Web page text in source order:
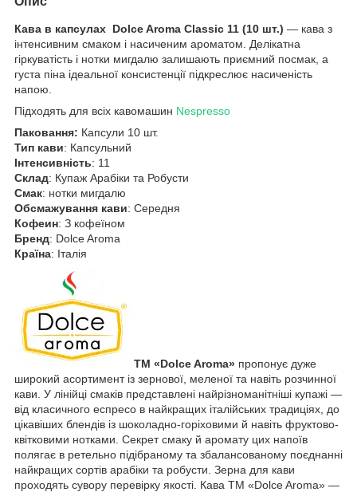
Кава в капсулах Dolce Aroma Classic 11 (10 шт.) — кава з
інтенсивним смаком і насиченим ароматом. Делікатна
гіркуватість і нотки мигдалю залишають приємний посмак, а
густа піна ідеальної консистенції підкреслює насиченість
напою.
Підходять для всіх кавомашин Nespresso
Паковання: Капсули 10 шт.
Тип кави: Капсульний
Інтенсивність: 11
Склад: Купаж Арабіки та Робусти
Смак: нотки мигдалю
Обсмажування кави: Середня
Кофеин: З кофеїном
Бренд: Dolce Aroma
Країна: Італія
ТМ «Dolce Aroma» пропонує дуже
широкий асортимент із зернової, меленої та навіть розчинної
кави. У лінійці смаків представлені найрізноманітніші купажі —
від класичного еспресо в найкращих італійських традиціях, до
цікавіших блендів із шоколадно-горіховими й навіть фруктово-
квітковими нотками. Секрет смаку й аромату цих напоїв
полягає в ретельно підібраному та збалансованому поєднанні
найкращих сортів арабіки та робусти. Зерна для кави
проходять сувору перевірку якості. Кава ТМ «Dolce Aroma» —